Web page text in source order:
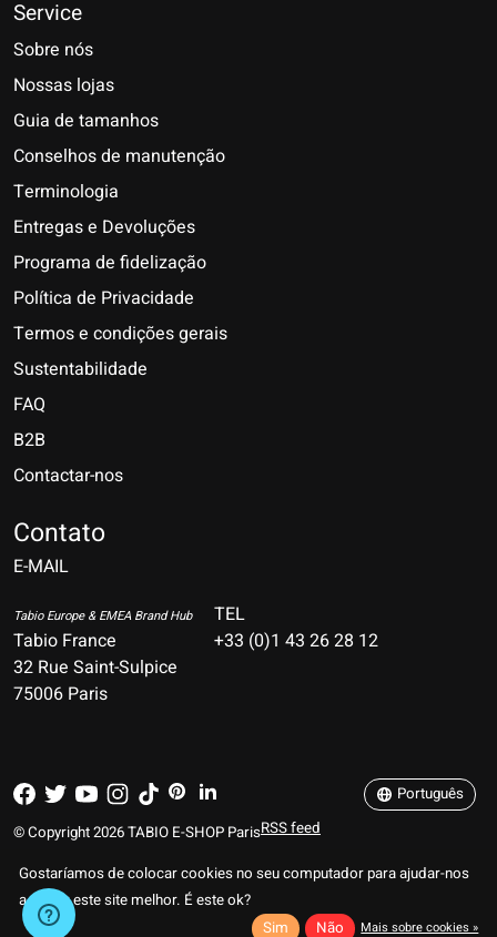
Service
Sobre nós
Nossas lojas
Guia de tamanhos
Conselhos de manutenção
Terminologia
Entregas e Devoluções
Programa de fidelização
Política de Privacidade
Termos e condições gerais
Sustentabilidade
FAQ
B2B
Contactar-nos
Contato
E-MAIL
Tabio Europe & EMEA Brand Hub
Tabio France
32 Rue Saint-Sulpice
75006 Paris
TEL
+33 (0)1 43 26 28 12
© Copyright 2026 TABIO E-SHOP ParisRSS feed
Português
Gostaríamos de colocar cookies no seu computador para ajudar-nos
a tornar este site melhor. É este ok?
Sim
Não Mais sobre cookies »